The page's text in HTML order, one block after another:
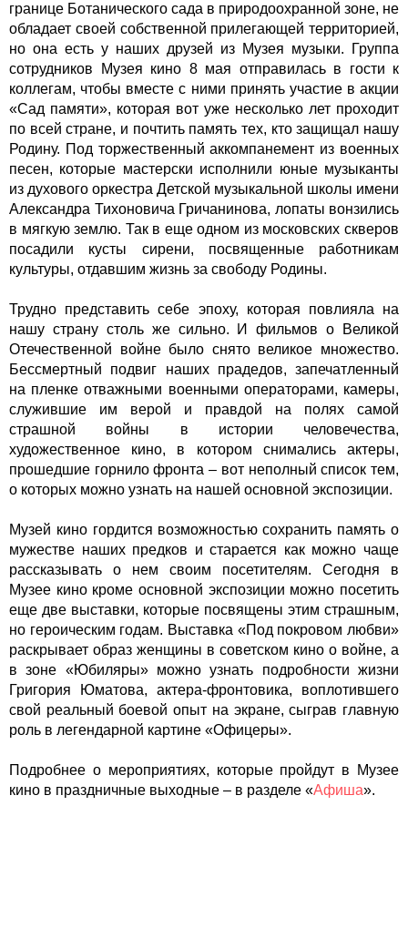
границе Ботанического сада в природоохранной зоне, не
обладает своей собственной прилегающей территорией,
но она есть у наших друзей из Музея музыки. Группа
сотрудников Музея кино 8 мая отправилась в гости к
коллегам, чтобы вместе с ними принять участие в акции
«Сад памяти», которая вот уже несколько лет проходит
по всей стране, и почтить память тех, кто защищал нашу
Родину. Под торжественный аккомпанемент из военных
песен, которые мастерски исполнили юные музыканты
из духового оркестра Детской музыкальной школы имени
Александра Тихоновича Гричанинова, лопаты вонзились
в мягкую землю. Так в еще одном из московских скверов
посадили кусты сирени, посвященные работникам
культуры, отдавшим жизнь за свободу Родины.
Трудно представить себе эпоху, которая повлияла на
нашу страну столь же сильно. И фильмов о Великой
Отечественной войне было снято великое множество.
Бессмертный подвиг наших прадедов, запечатленный
на пленке отважными военными операторами, камеры,
служившие им верой и правдой на полях самой
страшной войны в истории человечества,
художественное кино, в котором снимались актеры,
прошедшие горнило фронта – вот неполный список тем,
о которых можно узнать на нашей основной экспозиции.
Музей кино гордится возможностью сохранить память о
мужестве наших предков и старается как можно чаще
рассказывать о нем своим посетителям. Сегодня в
Музее кино кроме основной экспозиции можно посетить
еще две выставки, которые посвящены этим страшным,
но героическим годам. Выставка «Под покровом любви»
раскрывает образ женщины в советском кино о войне, а
в зоне «Юбиляры» можно узнать подробности жизни
Григория Юматова, актера-фронтовика, воплотившего
свой реальный боевой опыт на экране, сыграв главную
роль в легендарной картине «Офицеры».
Подробнее о мероприятиях, которые пройдут в Музее
кино в праздничные выходные – в разделе «Афиша».